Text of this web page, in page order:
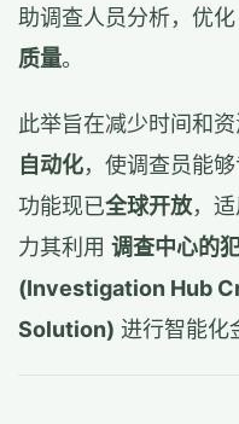
助调查人员分析，优化
质量。
此举旨在减少时间和
自动化，使调查员能
功能现已全球开放，
力其利用 调查中心的
(Investigation Hub
Solution) 进行智能化